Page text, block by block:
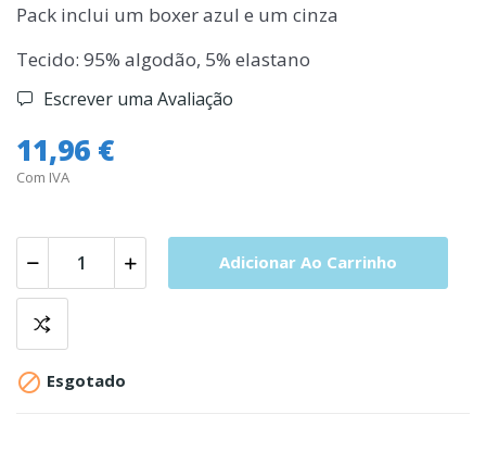
Pack inclui um boxer azul e um cinza
Tecido: 95% algodão, 5% elastano
Escrever uma Avaliação
11,96 €
Com IVA
Adicionar Ao Carrinho
 Esgotado